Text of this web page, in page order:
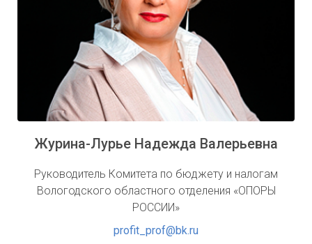
Журина-Лурье Надежда Валерьевна
Руководитель Комитета по бюджету и налогам
Вологодского областного отделения «ОПОРЫ
РОССИИ»
profit_prof@bk.ru